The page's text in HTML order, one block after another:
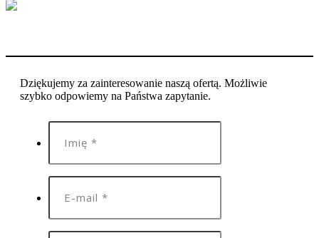
Dziękujemy za zainteresowanie naszą ofertą. Możliwie
szybko odpowiemy na Państwa zapytanie.